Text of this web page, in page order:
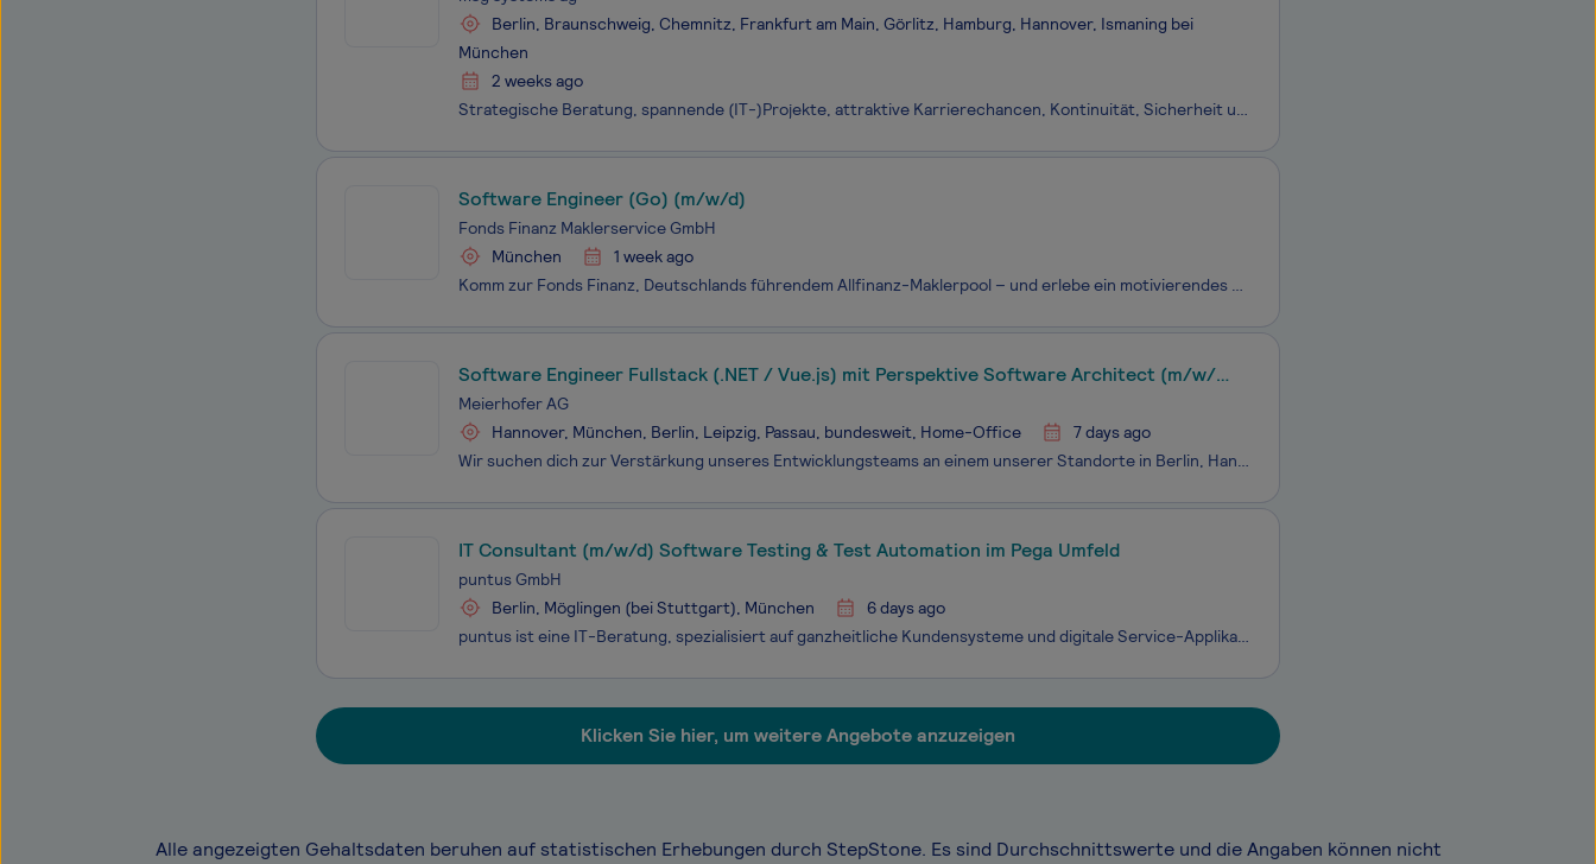
Berlin, Braunschweig, Chemnitz, Frankfurt am Main, Görlitz, Hamburg, Hannover, Ismaning bei
München
2 weeks ago
Strategische Beratung, spannende (IT-)Projekte, attraktive Karrierechancen, Kontinuität, Sicherheit und Nachhaltigkeit – das alles findest du bei der msg Gruppe. Denn als unabhängige international agierende Unternehmensgruppe mit weltweit mehr als 10.000 Mitarbeitenden sind wir in vielen dynam
Software Engineer (Go) (m/w/d)
Fonds Finanz Maklerservice GmbH
München
1 week ago
Komm zur Fonds Finanz, Deutschlands führendem Allfinanz-Maklerpool – und erlebe ein motivierendes Arbeitsumfeld mit offener Unternehmenskultur, großen Gestaltungsfreiräumen, spannenden Aufgaben und einem Miteinander auf Augenhöhe!Seit über 25 Jahren ist die Fonds Finanz Bindeglied zwischen freien Ve
Software Engineer Fullstack (.NET / Vue.js) mit Perspektive Software Architect (m/w/d)
- Hybrid oder remote
Meierhofer AG
Hannover, München, Berlin, Leipzig, Passau, bundesweit, Home-Office
7 days ago
Wir suchen dich zur Verstärkung unseres Entwicklungsteams an einem unserer Standorte in Berlin, Hannover, Leipzig, München oder Passau, Hybrid oder Fulltime HomeofficeDein zukünftiges TeamAls Software Engineer Fullstack (m/w/d) wirst du Teil eines crossfunktionalen Teams, das moderne Softwarelösunge
IT Consultant (m/w/d) Software Testing & Test Automation im Pega Umfeld
puntus GmbH
Berlin, Möglingen (bei Stuttgart), München
6 days ago
puntus ist eine IT-Beratung, spezialisiert auf ganzheitliche Kundensysteme und digitale Service-Applikationen. Über 250 Experten unterstützen Unternehmen und Behörden deutschlandweit dabei, digitale Services auf höchstem Niveau zu realisieren. Zu den Kernleistungen gehören Process Automation & A
Klicken Sie hier, um weitere Angebote anzuzeigen
Alle angezeigten Gehaltsdaten beruhen auf statistischen Erhebungen durch StepStone. Es sind Durchschnittswerte und die Angaben können nicht